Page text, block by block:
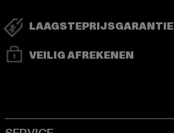
LAAGSTEPRIJSGARANTIE
VEILIG AFREKENEN